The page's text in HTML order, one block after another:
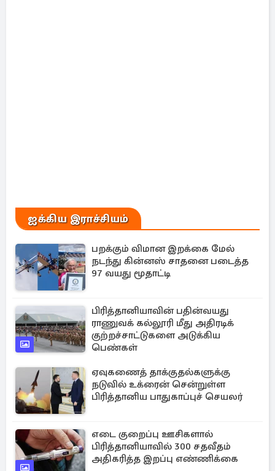
ஐக்கிய இராச்சியம்
பறக்கும் விமான இறக்கை மேல்
நடந்து கின்னஸ் சாதனை படைத்த
97 வயது மூதாட்டி
பிரித்தானியாவின் பதின்வயது
ராணுவக் கல்லூரி மீது அதிரடிக்
குற்றச்சாட்டுகளை அடுக்கிய
பெண்கள்
ஏவுகணைத் தாக்குதல்களுக்கு
நடுவில் உக்ரைன் சென்றுள்ள
பிரித்தானிய பாதுகாப்புச் செயலர்
எடை குறைப்பு ஊசிகளால்
பிரித்தானியாவில் 300 சதவீதம்
அதிகரித்த இறப்பு எண்ணிக்கை